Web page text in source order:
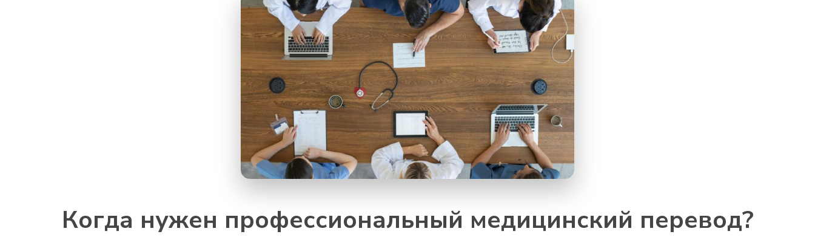
Когда нужен профессиональный медицинский перевод?